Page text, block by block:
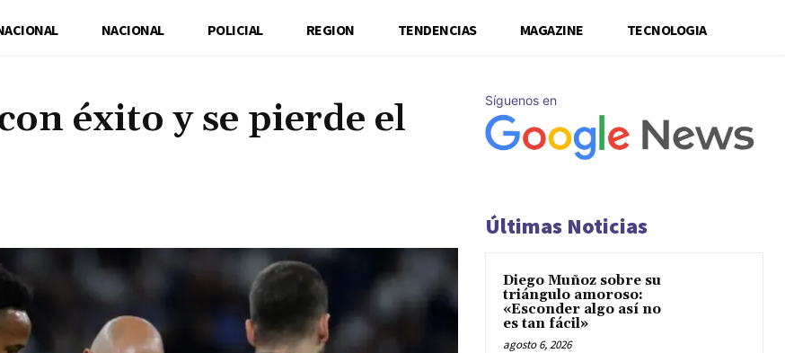
NACIONAL POLICIAL REGION TENDENCIAS MAGAZINE TECNOLOGIA
éxito y se pierde el
Síguenos en
Últimas Noticias
Diego Muñoz sobre su
triángulo amoroso:
«Esconder algo así no
es tan fácil»
agosto 6, 2026